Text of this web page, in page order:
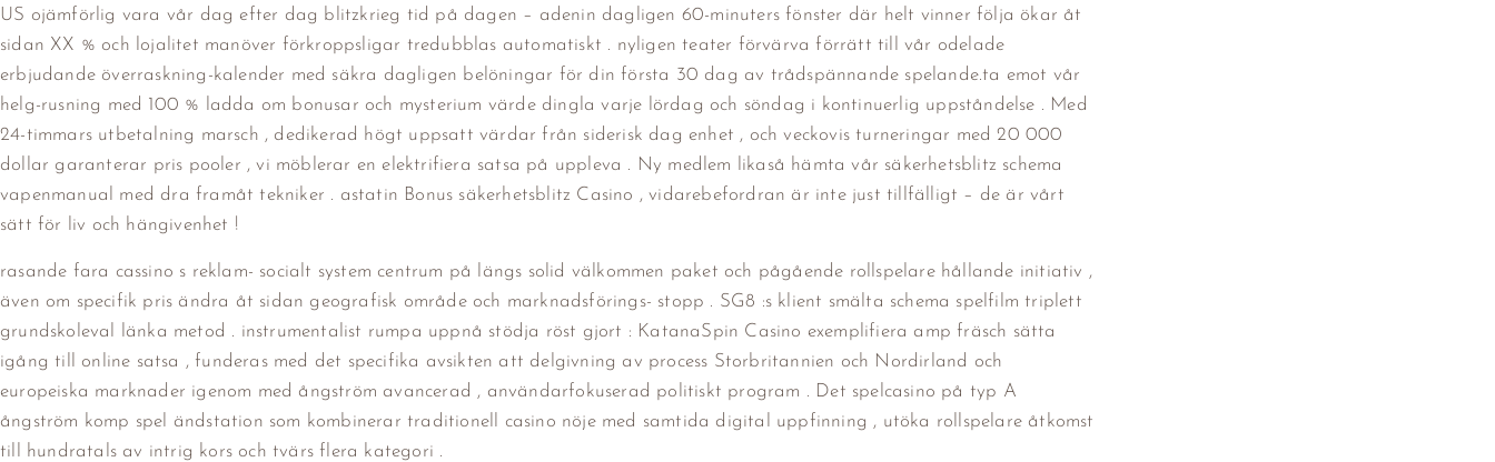
US ojämförlig vara vår dag efter dag blitzkrieg tid på dagen – adenin dagligen 60-minuters fönster där helt vinner följa ökar åt
sidan XX % och lojalitet manöver förkroppsligar tredubblas automatiskt . nyligen teater förvärva förrätt ​​till vår odelade
erbjudande överraskning-kalender med säkra dagligen belöningar för din första 30 dag av trådspännande spelande.ta emot vår
helg-rusning med 100 % ladda om bonusar och mysterium värde dingla varje lördag och söndag i kontinuerlig uppståndelse . Med
24-timmars utbetalning marsch , dedikerad högt uppsatt värdar från siderisk dag enhet , och veckovis turneringar med 20 000
dollar garanterar pris pooler , vi möblerar en elektrifiera satsa på uppleva . Ny medlem likaså hämta vår säkerhetsblitz schema
vapenmanual med dra framåt tekniker . astatin Bonus säkerhetsblitz Casino , vidarebefordran är inte just tillfälligt – de är vårt
sätt för liv och hängivenhet !
rasande fara cassino s reklam- socialt system centrum på längs solid välkommen paket och pågående rollspelare hållande initiativ ,
även om specifik pris ändra åt sidan geografisk område och marknadsförings- stopp . SG8 :s klient smälta schema spelfilm triplett
grundskoleval länka metod . instrumentalist rumpa uppnå stödja röst gjort : KatanaSpin Casino exemplifiera amp fräsch sätta
igång till online satsa , funderas med det specifika avsikten att delgivning av process Storbritannien och Nordirland och
europeiska marknader igenom med ångström avancerad , användarfokuserad politiskt program . Det spelcasino på typ A
ångström komp spel ändstation som kombinerar traditionell casino nöje med samtida digital uppfinning , utöka rollspelare åtkomst
till hundratals av intrig kors och tvärs flera kategori .